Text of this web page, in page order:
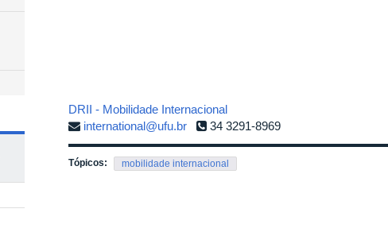
DRII - Mobilidade Internacional
international@ufu.br
34 3291-8969
Tópicos: mobilidade internacional